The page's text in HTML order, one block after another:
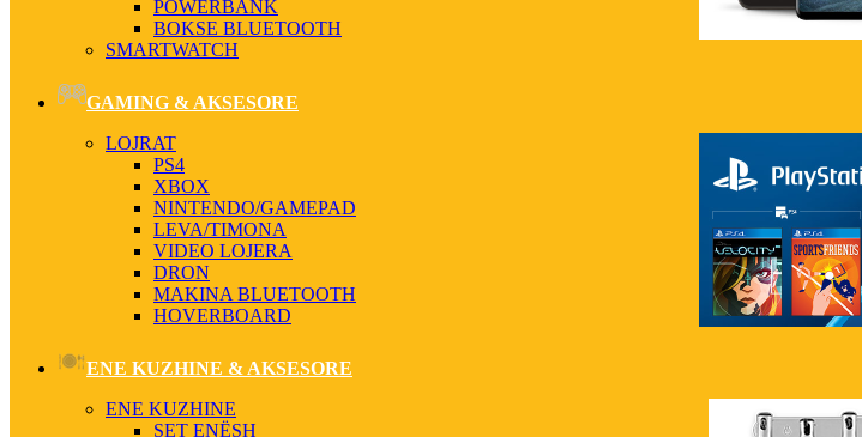
POWERBANK
BOKSE BLUETOOTH
SMARTWATCH
GAMING & AKSESORE
LOJRAT
PS4
XBOX
NINTENDO/GAMEPAD
LEVA/TIMONA
VIDEO LOJERA
DRON
MAKINA BLUETOOTH
HOVERBOARD
ENE KUZHINE & AKSESORE
ENE KUZHINE
SET ENËSH